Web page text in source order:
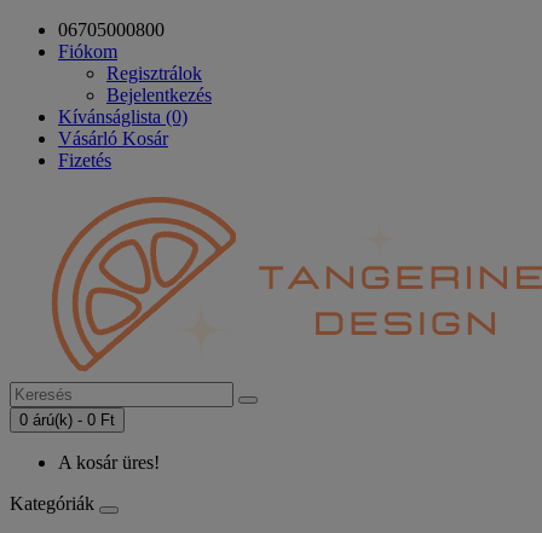
06705000800
Fiókom
Regisztrálok
Bejelentkezés
Kívánságlista (0)
Vásárló Kosár
Fizetés
0 árú(k) - 0 Ft
A kosár üres!
Kategóriák